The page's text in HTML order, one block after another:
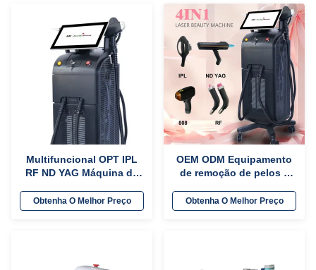
Multifuncional OPT IPL
RF ND YAG Máquina de
laser com tela sensível
ao toque de 15
Obtenha O Melhor Preço
OEM ODM Equipamento
de remoção de pelos a
Equipamento de beleza
multifuncional
Obtenha O Melhor Preço